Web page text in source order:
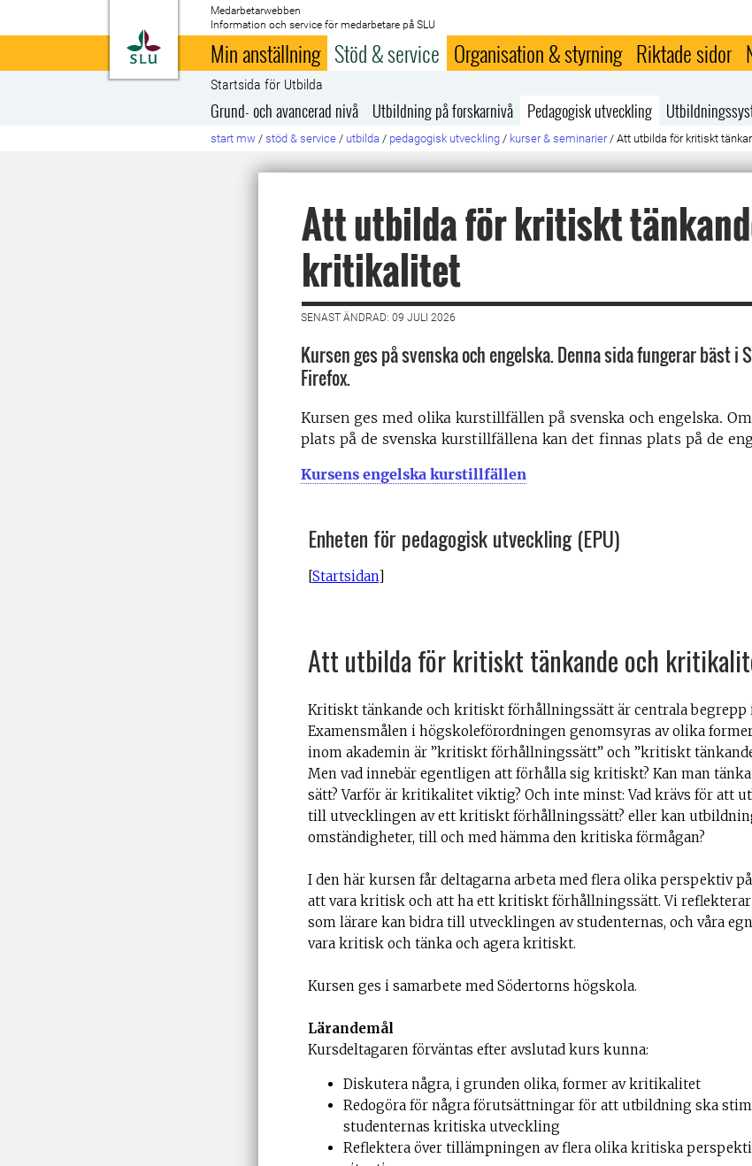
Till startsida
Medarbetarwebben
Information och service för medarbetare på SLU
Min anställning Stöd & service Organisation & styrning Riktade sidor
Startsida för Utbilda
Grund- och avancerad nivå Utbildning på forskarnivå Pedagogisk utveckling
start mw / stöd & service / utbilda / pedagogisk utveckling / kurser & seminarier / Att utbilda för kritiskt
Att utbilda för kritiskt
kritikalitet
SENAST ÄNDRAD: 09 JULI 2026
Kursen ges på svenska och engelska. Denna sida fungerar bäst i
Firefox.
Kursen ges med olika kurstillfällen på svenska och engelska.
plats på de svenska kurstillfällena kan det finnas plats på de
Kursens engelska kurstillfällen